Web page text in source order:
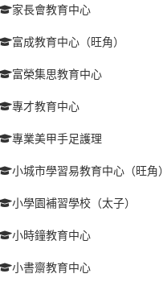
家長會教育中心
富成教育中心（旺角）
富榮集思教育中心
專才教育中心
專業美甲手足護理
小城市學習易教育中心（旺角）
小學園補習學校（太子）
小時鐘教育中心
小書齋教育中心